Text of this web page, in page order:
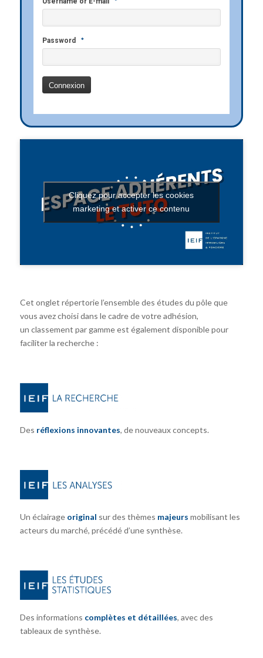
Password *
Cliquez pour accepter les cookies
marketing et activer ce contenu
Cet onglet répertorie l’ensemble des études du pôle que
vous avez choisi dans le cadre de votre adhésion,
un classement par gamme est également disponible pour
faciliter la recherche :
Des réflexions innovantes, de nouveaux concepts.
Un éclairage original sur des thèmes majeurs mobilisant les
acteurs du marché, précédé d’une synthèse.
Des informations complètes et détaillées, avec des
tableaux de synthèse.